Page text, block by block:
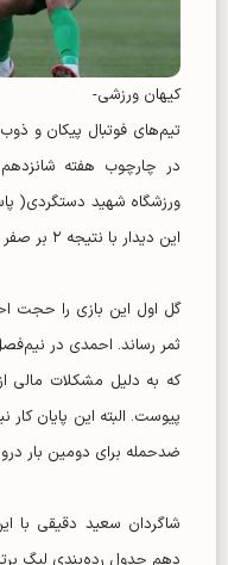
کیهان ورزشی-
در چارچوب هفته
ورزشگاه شهید دستگردی(
این دیدار با نتیجه ۲ بر صفر به سود پیکانی‌ها به پایان رسید.
ثمر رساند. احمدی در
که به دلیل مشکلات مالی
ضدحمله برای دومین بار